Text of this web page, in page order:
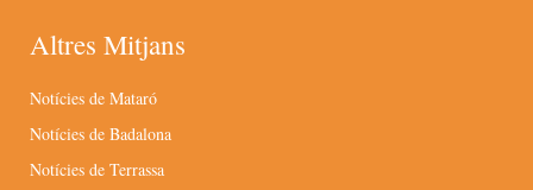
Altres Mitjans
Notícies de Mataró
Notícies de Badalona
Notícies de Terrassa